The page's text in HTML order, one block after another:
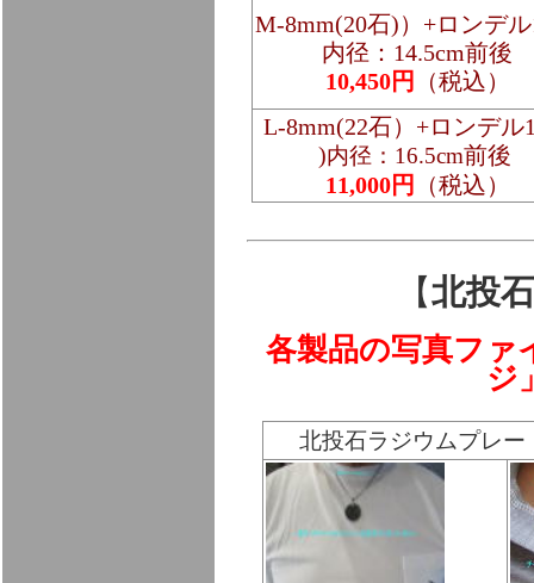
M-8mm(20石)）+ロンデ
内径：14.5cm前後
10,450円
（税込）
L-8mm(22石）+ロンデル
)内径：16.5cm前後
11,000円
（税込）
【北投
各製品の写真ファ
ジ
北投石ラジウムプレー